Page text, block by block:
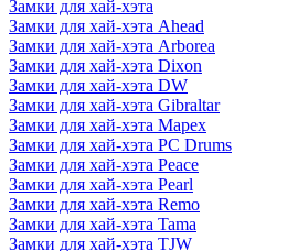
Замки для хай-хэта
Замки для хай-хэта Ahead
Замки для хай-хэта Arborea
Замки для хай-хэта Dixon
Замки для хай-хэта DW
Замки для хай-хэта Gibraltar
Замки для хай-хэта Mapex
Замки для хай-хэта PC Drums
Замки для хай-хэта Peace
Замки для хай-хэта Pearl
Замки для хай-хэта Remo
Замки для хай-хэта Tama
Замки для хай-хэта TJW